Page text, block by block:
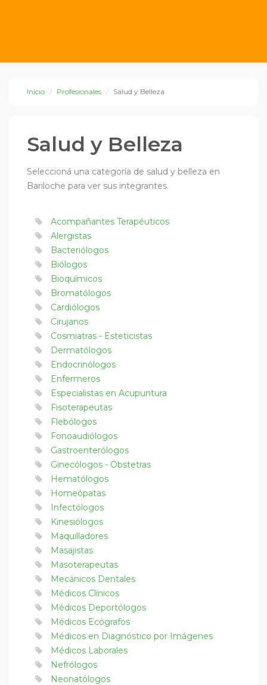
Inicio Profesionales Salud y Belleza
Salud y Belleza
Seleccioná una categoría de salud y belleza en
Bariloche para ver sus integrantes.
Acompañantes Terapéuticos
Alergistas
Bacteriólogos
Biólogos
Bioquímicos
Bromatólogos
Cardiólogos
Cirujanos
Cosmiatras - Esteticistas
Dermatólogos
Endocrinólogos
Enfermeros
Especialistas en Acupuntura
Fisoterapeutas
Flebólogos
Fonoaudiólogos
Gastroenterólogos
Ginecólogos - Obstetras
Hematólogos
Homeópatas
Infectólogos
Kinesiólogos
Maquilladores
Masajistas
Masoterapeutas
Mecánicos Dentales
Médicos Clínicos
Médicos Deportólogos
Médicos Ecógrafos
Médicos en Diagnóstico por Imágenes
Médicos Laborales
Nefrólogos
Neonatólogos